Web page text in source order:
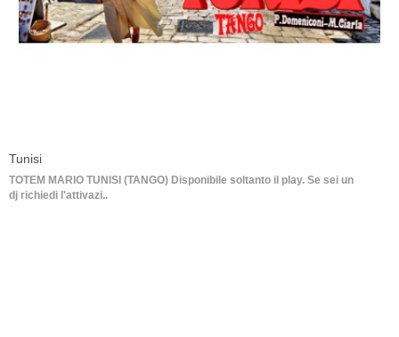
Tunisi
TOTEM MARIO TUNISI (TANGO) Disponibile soltanto il play. Se sei un
dj richiedi l'attivazi..